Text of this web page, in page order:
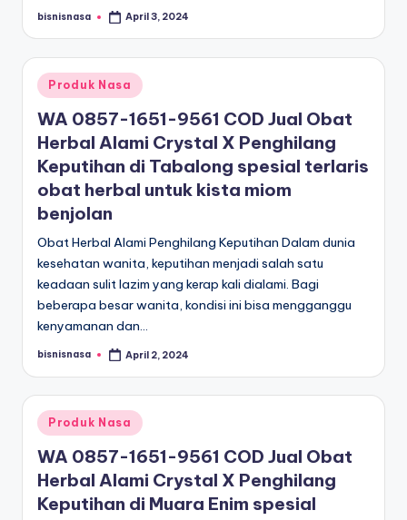
Posted
bisnisnasa April 3, 2024
Posted
in
Produk Nasa
WA 0857-1651-9561 COD Jual Obat
Herbal Alami Crystal X Penghilang
Keputihan di Tabalong spesial terlaris
obat herbal untuk kista miom
benjolan
Obat Herbal Alami Penghilang Keputihan Dalam dunia
kesehatan wanita, keputihan menjadi salah satu
keadaan sulit lazim yang kerap kali dialami. Bagi
beberapa besar wanita, kondisi ini bisa mengganggu
kenyamanan dan…
Posted
bisnisnasa April 2, 2024
Posted
in
Produk Nasa
WA 0857-1651-9561 COD Jual Obat
Herbal Alami Crystal X Penghilang
Keputihan di Muara Enim spesial